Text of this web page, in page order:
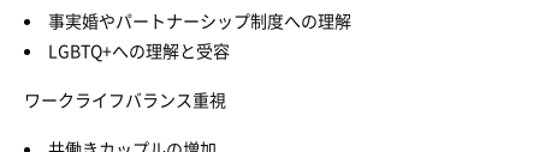
事実婚やパートナーシップ制度への理解
LGBTQ+への理解と受容
ワークライフバランス重視